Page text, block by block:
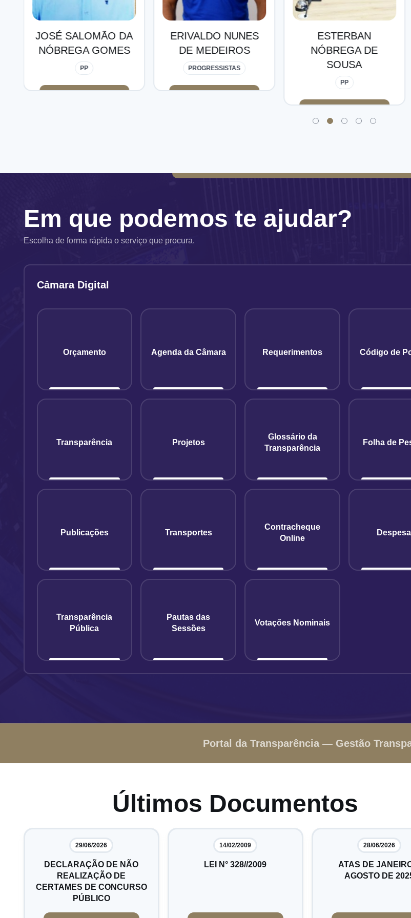
ERIVALDO NUNES
DE MEDEIROS
PROGRESSISTAS
ESTERBAN
NÓBREGA DE
SOUSA
FRANCISCO FILHO
DE SOUSA MORAIS
REPUBLICANOS
Em que podemos te ajudar?
Escolha de forma rápida o serviço que procura.
Câmara Digital
Orçamento Agenda da Câmara Requerimentos Código de
Transparência Projetos
Glossário da
Transparência
Folha de
Publicações Transportes
Contracheque
Online
Transparência
Pública
Pautas das
Sessões
Votações Nominais
Portal da Transparência — Gestão
Últimos Documentos
29/06/2026
DECLARAÇÃO DE NÃO
REALIZAÇÃO DE
CERTAMES DE CONCURSO
PÚBLICO
14/02/2009
LEI N° 328//2009
28/06/2026
ATAS DE
AGOSTO DE